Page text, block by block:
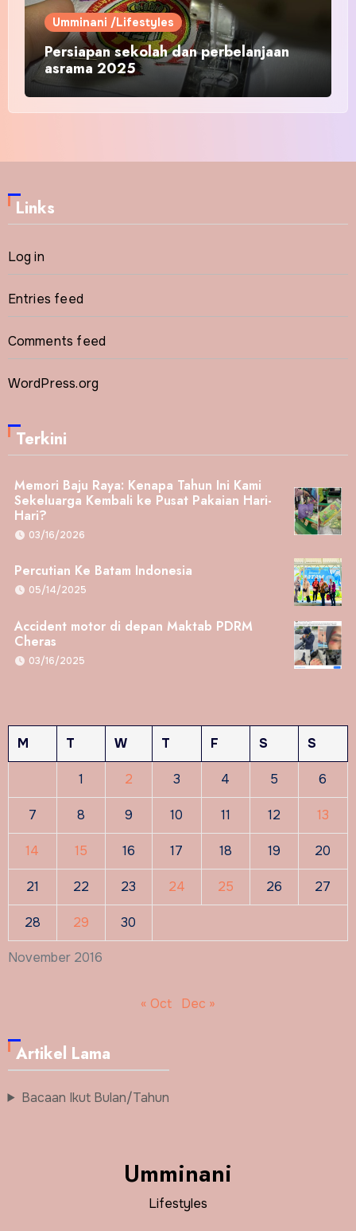
Umminani /Lifestyles
Persiapan sekolah dan perbelanjaan
asrama 2025
Links
Log in
Entries feed
Comments feed
WordPress.org
Terkini
Memori Baju Raya: Kenapa Tahun Ini Kami
Sekeluarga Kembali ke Pusat Pakaian Hari-
Hari?
03/16/2026
Percutian Ke Batam Indonesia
05/14/2025
Accident motor di depan Maktab PDRM
Cheras
03/16/2025
November 2016
M T W T F S S
1 2 3 4 5 6
7 8 9 10 11 12 13
14 15 16 17 18 19 20
21 22 23 24 25 26 27
28 29 30
« Oct Dec »
Artikel Lama
Bacaan Ikut Bulan/Tahun
Umminani
Lifestyles